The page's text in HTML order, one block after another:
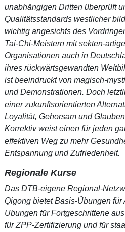
unabhängigen Dritten überprüft
Qualitätsstandards westlicher
wichtig angesichts des
Tai-Chi-Meistern mit sekten-
Organisationen auch in
ihres rückwärtsgewandten
ist beeindruckt von magisch-
und Demonstrationen. Doch
einer zukunftsorientierten
Loyalität, Gehorsam und
Korrektiv weist einen für jeden
effektiven Weg zu mehr
Entspannung und Zufriedenheit.
Regionale Kurse
Das DTB-eigene Regional-
Qigong bietet Basis-Übungen für
Übungen für Fortgeschrittene
für ZPP-Zertifizierung und für